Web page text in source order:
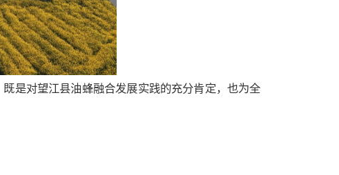
是对望江县油蜂融合发展实践的充分肯定，也为全